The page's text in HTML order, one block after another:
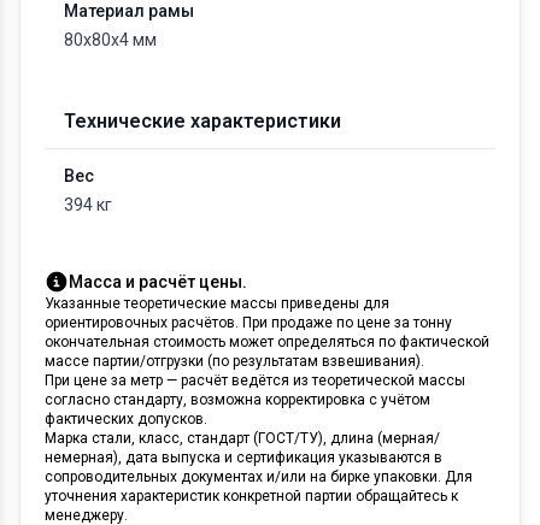
Материал рамы
80х80х4 мм
Технические характеристики
Вес
394 кг
Масса и расчёт цены.
Указанные теоретические массы приведены для
ориентировочных расчётов. При продаже по цене за тонну
окончательная стоимость может определяться по фактической
массе партии/отгрузки (по результатам взвешивания).
При цене за метр — расчёт ведётся из теоретической массы
согласно стандарту, возможна корректировка с учётом
фактических допусков.
Марка стали, класс, стандарт (ГОСТ/ТУ), длина (мерная/
немерная), дата выпуска и сертификация указываются в
сопроводительных документах и/или на бирке упаковки. Для
уточнения характеристик конкретной партии обращайтесь к
менеджеру.